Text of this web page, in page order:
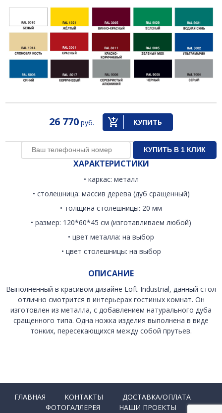
26 770 руб. КУПИТЬ
ХАРАКТЕРИСТИКИ
• каркас: металл
• столешница: массив дерева (дуб сращенный)
• толщина столешницы: 20 мм
• размер: 120*60*45 см (изготавливаем любой)
• цвет металла: на выбор
• цвет столешницы: на выбор
ОПИСАНИЕ
Выполненный в красивом дизайне Loft-Industrial, данный стол
отлично смотрится в интерьерах гостиных комнат. Он
изготовлен из металла, с добавлением натурального дуба
сращенного типа. Одна ножка изделия выполнена в виде
тонких, пересекающихся между собой прутьев.
ГЛАВНАЯ КОНТАКТЫ
ДОСТАВКА/ОПЛАТА
ФОТОГАЛЛЕРЕЯ
НАШИ ПРОЕКТЫ